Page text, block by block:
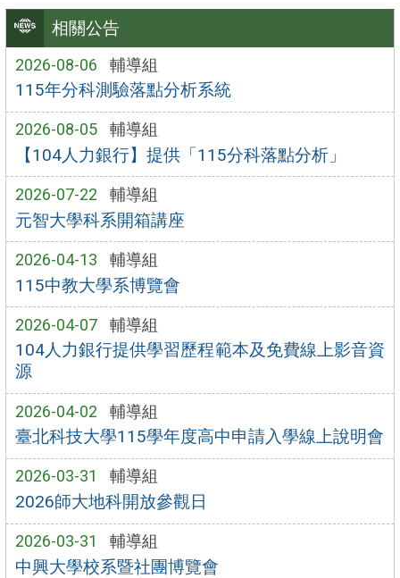
相關公告
2026-08-06 輔導組
115年分科測驗落點分析系統
2026-08-05 輔導組
【104人力銀行】提供「115分科落點分析」
2026-07-22 輔導組
元智大學科系開箱講座
2026-04-13 輔導組
115中教大學系博覽會
2026-04-07 輔導組
104人力銀行提供學習歷程範本及免費線上影音資
源
2026-04-02 輔導組
臺北科技大學115學年度高中申請入學線上說明會
2026-03-31 輔導組
2026師大地科開放參觀日
2026-03-31 輔導組
中興大學校系暨社團博覽會